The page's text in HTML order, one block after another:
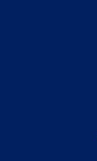
ยกระดับสกิล
ขอบคุณกสิกรที่
สัมมนาสมาชิก
Agent Wish ปิ